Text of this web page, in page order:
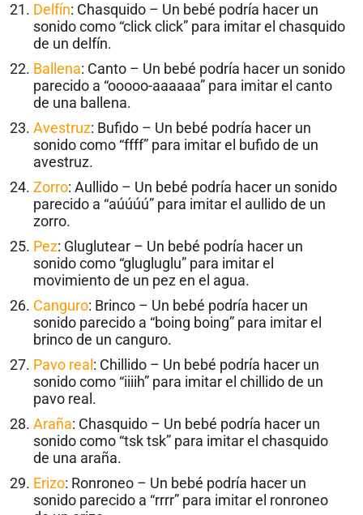
Delfín: Chasquido – Un bebé podría hacer un
sonido como “click click” para imitar el chasquido
de un delfín.
Ballena: Canto – Un bebé podría hacer un sonido
parecido a “ooooo-aaaaaa” para imitar el canto
de una ballena.
Avestruz: Bufido – Un bebé podría hacer un
sonido como “ffff” para imitar el bufido de un
avestruz.
Zorro: Aullido – Un bebé podría hacer un sonido
parecido a “aúúúú” para imitar el aullido de un
zorro.
Pez: Gluglutear – Un bebé podría hacer un
sonido como “glugluglu” para imitar el
movimiento de un pez en el agua.
Canguro: Brinco – Un bebé podría hacer un
sonido parecido a “boing boing” para imitar el
brinco de un canguro.
Pavo real : Chillido – Un bebé podría hacer un
sonido como “iiiih” para imitar el chillido de un
pavo real.
Araña: Chasquido – Un bebé podría hacer un
sonido como “tsk tsk” para imitar el chasquido
de una araña.
Erizo: Ronroneo – Un bebé podría hacer un
sonido parecido a “rrrr” para imitar el ronroneo